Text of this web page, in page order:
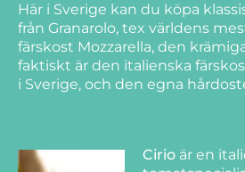
Här i Sverige kan du köpa
från Granarolo, tex världens
färskost Mozzarella, den
faktiskt är den italienska
i Sverige, och den egna
Cirio är en